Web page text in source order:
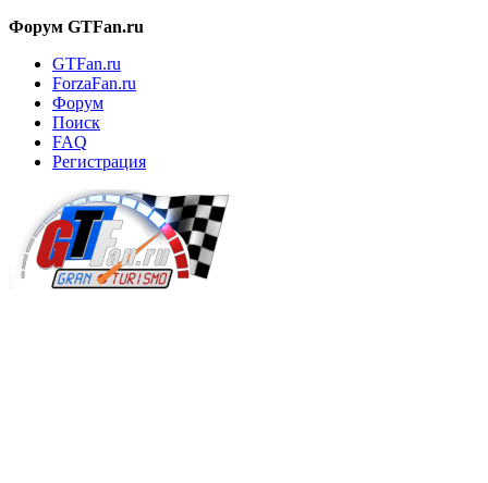
Форум GTFan.ru
GTFan.ru
ForzaFan.ru
Форум
Поиск
FAQ
Регистрация